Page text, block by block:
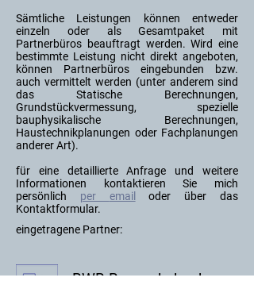
Sämtliche Leistungen können entweder
einzeln oder als Gesamtpaket mit
Partnerbüros beauftragt werden. Wird eine
bestimmte Leistung nicht direkt angeboten,
können Partnerbüros eingebunden bzw.
auch vermittelt werden (unter anderem sind
das Statische Berechnungen,
Grundstückvermessung, spezielle
bauphysikalische Berechnungen,
Haustechnikplanungen oder Fachplanungen
anderer Art).
​für eine detaillierte Anfrage und weitere
Informationen kontaktieren Sie mich
persönlich per email
oder über das
Kontaktformular.
eingetragene Partner:
BWB Bauwerksbuch